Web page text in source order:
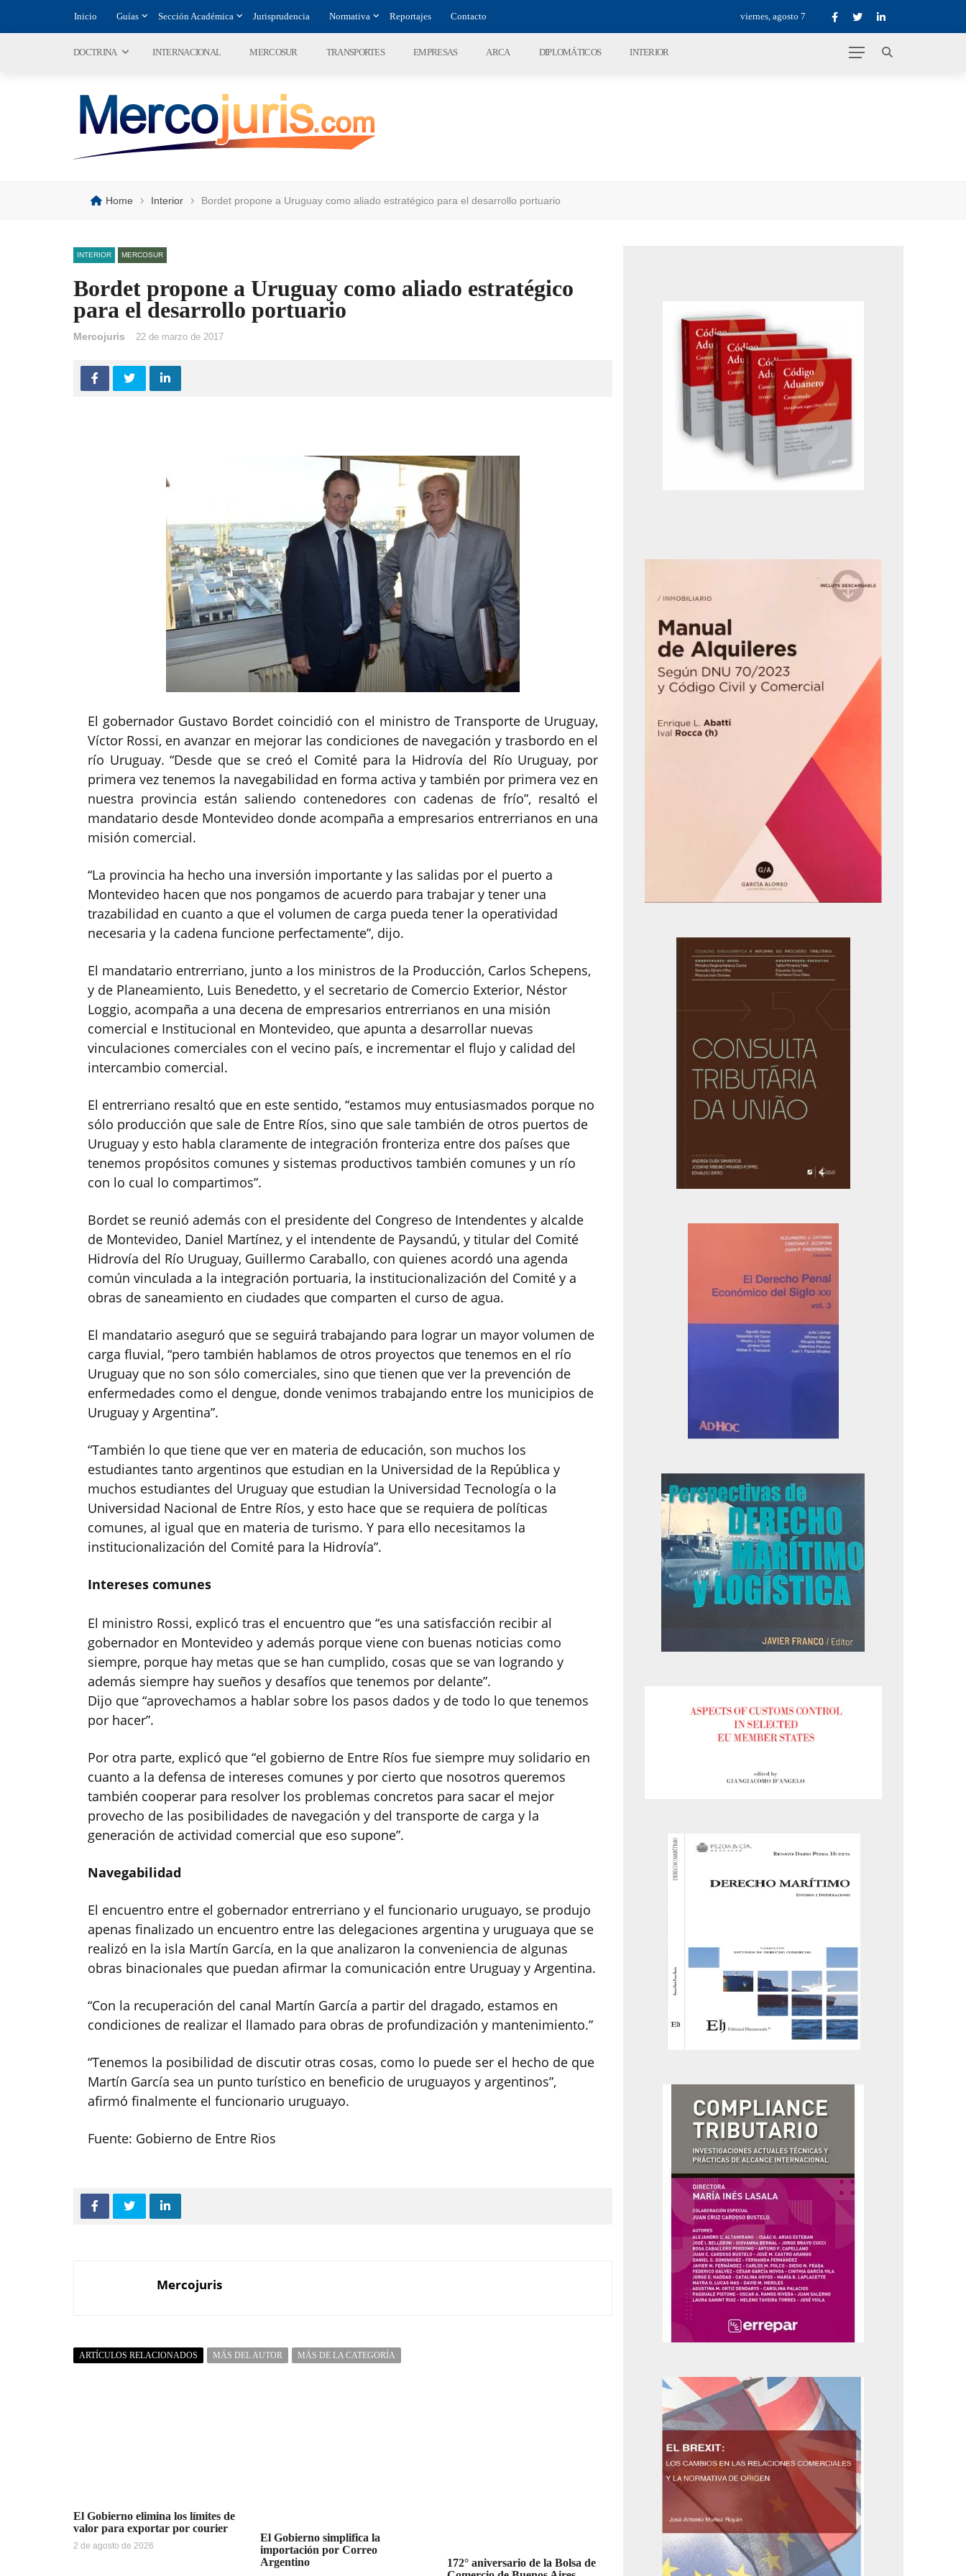
Inicio Guías Sección Académica Jurisprudencia Normativa Reportajes Contacto viernes, agosto 7
DOCTRINA INTERNACIONAL MERCOSUR TRANSPORTES EMPRESAS ARCA DIPLOMÁTICOS INTERIOR
Home › Interior › Bordet propone a Uruguay como aliado estratégico para el desarrollo portuario
INTERIOR MERCOSUR
Bordet propone a Uruguay como aliado estratégico
para el desarrollo portuario
Mercojuris 22 de marzo de 2017
El gobernador Gustavo Bordet coincidió con el ministro de Transporte de Uruguay,
Víctor Rossi, en avanzar en mejorar las condiciones de navegación y trasbordo en el
río Uruguay. “Desde que se creó el Comité para la Hidrovía del Río Uruguay, por
primera vez tenemos la navegabilidad en forma activa y también por primera vez en
nuestra provincia están saliendo contenedores con cadenas de frío”, resaltó el
mandatario desde Montevideo donde acompaña a empresarios entrerrianos en una
misión comercial.
“La provincia ha hecho una inversión importante y las salidas por el puerto a
Montevideo hacen que nos pongamos de acuerdo para trabajar y tener una
trazabilidad en cuanto a que el volumen de carga pueda tener la operatividad
necesaria y la cadena funcione perfectamente”, dijo.
El mandatario entrerriano, junto a los ministros de la Producción, Carlos Schepens,
y de Planeamiento, Luis Benedetto, y el secretario de Comercio Exterior, Néstor
Loggio, acompaña a una decena de empresarios entrerrianos en una misión
comercial e Institucional en Montevideo, que apunta a desarrollar nuevas
vinculaciones comerciales con el vecino país, e incrementar el flujo y calidad del
intercambio comercial.
El entrerriano resaltó que en este sentido, “estamos muy entusiasmados porque no
sólo producción que sale de Entre Ríos, sino que sale también de otros puertos de
Uruguay y esto habla claramente de integración fronteriza entre dos países que
tenemos propósitos comunes y sistemas productivos también comunes y un río
con lo cual lo compartimos”.
Bordet se reunió además con el presidente del Congreso de Intendentes y alcalde
de Montevideo, Daniel Martínez, y el intendente de Paysandú, y titular del Comité
Hidrovía del Río Uruguay, Guillermo Caraballo, con quienes acordó una agenda
común vinculada a la integración portuaria, la institucionalización del Comité y a
obras de saneamiento en ciudades que comparten el curso de agua.
El mandatario aseguró que se seguirá trabajando para lograr un mayor volumen de
carga fluvial, “pero también hablamos de otros proyectos que tenemos en el río
Uruguay que no son sólo comerciales, sino que tienen que ver la prevención de
enfermedades como el dengue, donde venimos trabajando entre los municipios de
Uruguay y Argentina”.
“También lo que tiene que ver en materia de educación, son muchos los
estudiantes tanto argentinos que estudian en la Universidad de la República y
muchos estudiantes del Uruguay que estudian la Universidad Tecnología o la
Universidad Nacional de Entre Ríos, y esto hace que se requiera de políticas
comunes, al igual que en materia de turismo. Y para ello necesitamos la
institucionalización del Comité para la Hidrovía”.
Intereses comunes
El ministro Rossi, explicó tras el encuentro que “es una satisfacción recibir al
gobernador en Montevideo y además porque viene con buenas noticias como
siempre, porque hay metas que se han cumplido, cosas que se van logrando y
además siempre hay sueños y desafíos que tenemos por delante”.
Dijo que “aprovechamos a hablar sobre los pasos dados y de todo lo que tenemos
por hacer”.
Por otra parte, explicó que “el gobierno de Entre Ríos fue siempre muy solidario en
cuanto a la defensa de intereses comunes y por cierto que nosotros queremos
también cooperar para resolver los problemas concretos para sacar el mejor
provecho de las posibilidades de navegación y del transporte de carga y la
generación de actividad comercial que eso supone”.
Navegabilidad
El encuentro entre el gobernador entrerriano y el funcionario uruguayo, se produjo
apenas finalizado un encuentro entre las delegaciones argentina y uruguaya que se
realizó en la isla Martín García, en la que analizaron la conveniencia de algunas
obras binacionales que puedan afirmar la comunicación entre Uruguay y Argentina.
“Con la recuperación del canal Martín García a partir del dragado, estamos en
condiciones de realizar el llamado para obras de profundización y mantenimiento.”
“Tenemos la posibilidad de discutir otras cosas, como lo puede ser el hecho de que
Martín García sea un punto turístico en beneficio de uruguayos y argentinos”,
afirmó finalmente el funcionario uruguayo.
Fuente: Gobierno de Entre Rios
Mercojuris
ARTÍCULOS RELACIONADOS MÁS DEL AUTOR MÁS DE LA CATEGORÍA
El Gobierno elimina los límites de
valor para exportar por courier
2 de agosto de 2026
El Gobierno simplifica la
importación por Correo
Argentino
172° aniversario de la Bolsa de